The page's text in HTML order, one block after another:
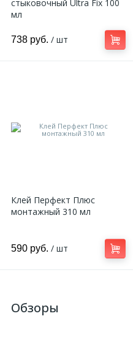
стыковочный Ultra Fix 100
мл
738 руб. / шт
Клей Перфект Плюс
монтажный 310 мл
590 руб. / шт
Обзоры